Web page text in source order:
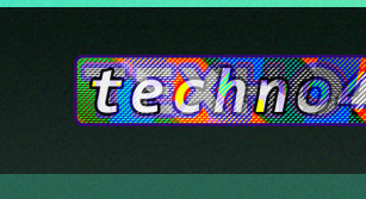
Skip to main content